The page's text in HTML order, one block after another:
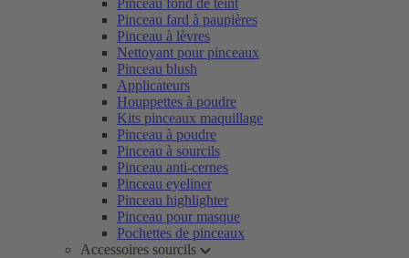
Pinceau fond de teint
Pinceau fard à paupières
Pinceau à lèvres
Nettoyant pour pinceaux
Pinceau blush
Applicateurs
Houppettes à poudre
Kits pinceaux maquillage
Pinceau à poudre
Pinceau à sourcils
Pinceau anti-cernes
Pinceau eyeliner
Pinceau highlighter
Pinceau pour masque
Pochettes de pinceaux
Accessoires sourcils